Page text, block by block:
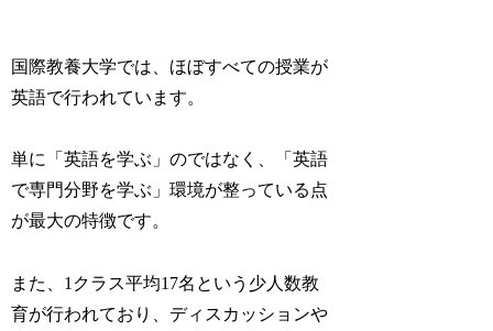
国際教養大学では、ほぼすべての授業が
英語で行われています。
単に「英語を学ぶ」のではなく、「英語
で専門分野を学ぶ」環境が整っている点
が最大の特徴です。
また、1クラス平均17名という少人数教
育が行われており、ディスカッションや